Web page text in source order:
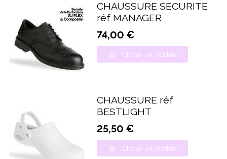
CHAUSSURE SECURITE
réf MANAGER
74,00 €
Choisir un modèle
CHAUSSURE réf
BESTLIGHT
25,50 €
Choisir un modèle